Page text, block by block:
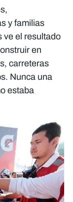
y familias
ve el resultado
en
carreteras
Nunca una
estaba